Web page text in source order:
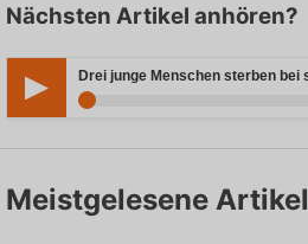
Nächsten Artikel anhören?
Meistgelesene Artikel